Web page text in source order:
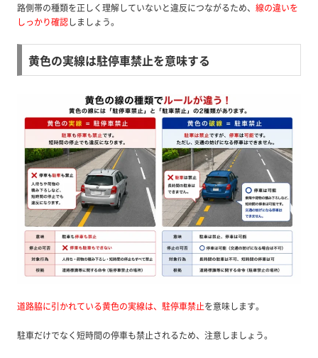
路側帯の種類を正しく理解していないと違反につながるため、 線の違いを
しっかり確認しましょう。
黄色の実線は駐停車禁止を意味する
道路脇に引かれている黄色の実線は、駐停車禁止を意味します。
駐車だけでなく短時間の停車も禁止されるため、注意しましょう。